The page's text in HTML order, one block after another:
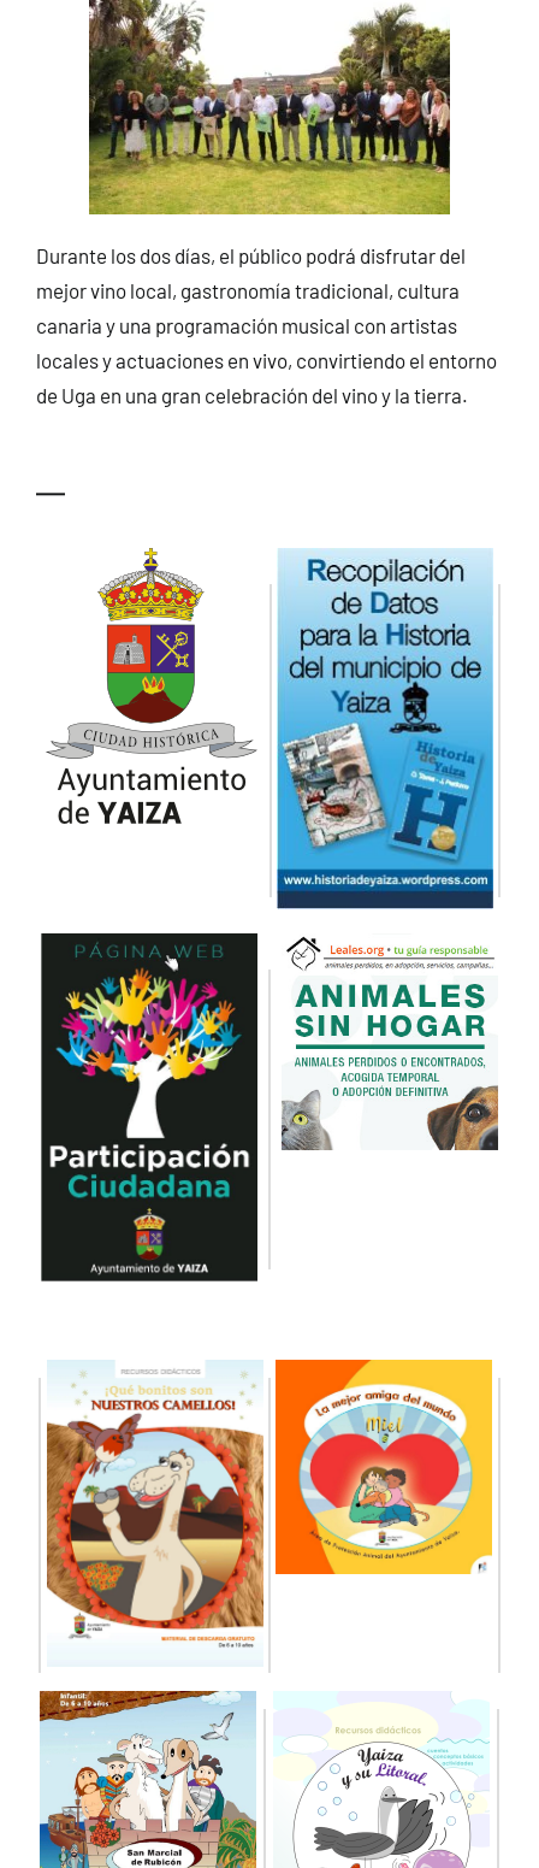
Durante los dos días, el público podrá disfrutar del
mejor vino local, gastronomía tradicional, cultura
canaria y una programación musical con artistas
locales y actuaciones en vivo, convirtiendo el entorno
de Uga en una gran celebración del vino y la tierra.
—